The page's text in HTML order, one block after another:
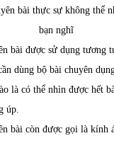
bài thực sự không thể
bạn nghĩ
bài được sử dụng tương
dùng bộ bài chuyên
là có thể nhìn được hết
úp.
bài còn được gọi là kính